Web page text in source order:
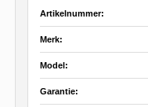
Artikelnummer:
Merk:
Model:
Garantie: